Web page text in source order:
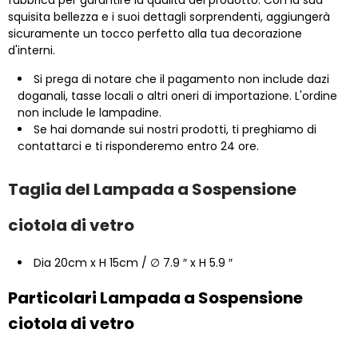
squisita bellezza e i suoi dettagli sorprendenti, aggiungerà
sicuramente un tocco perfetto alla tua decorazione
d'interni.
Si prega di notare che il pagamento non include dazi
doganali, tasse locali o altri oneri di importazione. L'ordine
non include le lampadine.
Se hai domande sui nostri prodotti, ti preghiamo di
contattarci e ti risponderemo entro 24 ore.
Taglia del Lampada a Sospensione
ciotola di vetro
Dia 20cm x H 15cm / ∅ 7.9 ″ x H 5.9 ″
Particolari Lampada a Sospensione
ciotola di vetro